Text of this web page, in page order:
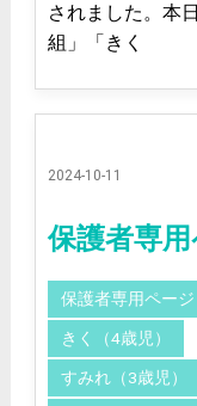
されました。本
組」「きく
2024-10-11
保護者専
保護者専用ページ
きく（4歳児）
すみれ（3歳児）